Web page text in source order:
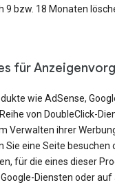
9 bzw. 18 Monaten
für
wie AdSense,
von DoubleClick-
Verwalten ihrer
Sie eine Seite besuchen
für die eines dieser
Diensten oder auf